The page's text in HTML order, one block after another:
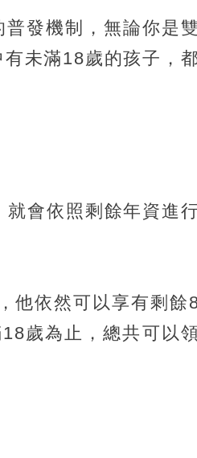
發機制，無論你是雙
未滿18歲的孩子，
會依照剩餘年資進
他依然可以享有剩餘
歲為止，總共可以